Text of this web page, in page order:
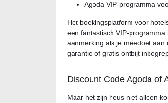
Agoda VIP-programma
Het boekingsplatform voor
een fantastisch VIP-
aanmerking als je meedoet aan
garantie of gratis ontbijt
Discount Code Agoda of
Maar het zijn heus niet alleen